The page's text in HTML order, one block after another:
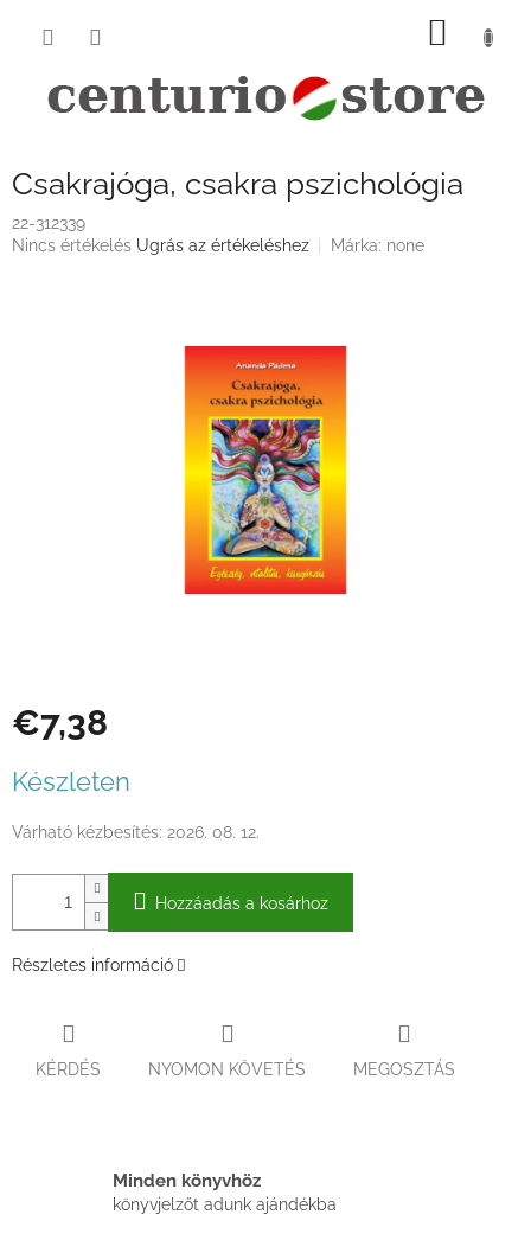
KOSÁR
Csakrajóga, csakra pszichológia
22-312339
A
Nincs értékelés Ugrás az értékeléshez Márka: none
€7,38
Készleten
Várható kézbesítés: 2026. 08. 12.
Hozzáadás a kosárhoz
Részletes információ
KÉRDÉS NYOMON KÖVETÉS MEGOSZTÁS
Minden könyvhöz
könyvjelzőt adunk ajándékba